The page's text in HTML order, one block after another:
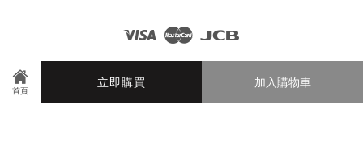
首頁
立即購買 加入購物車
Visa Master